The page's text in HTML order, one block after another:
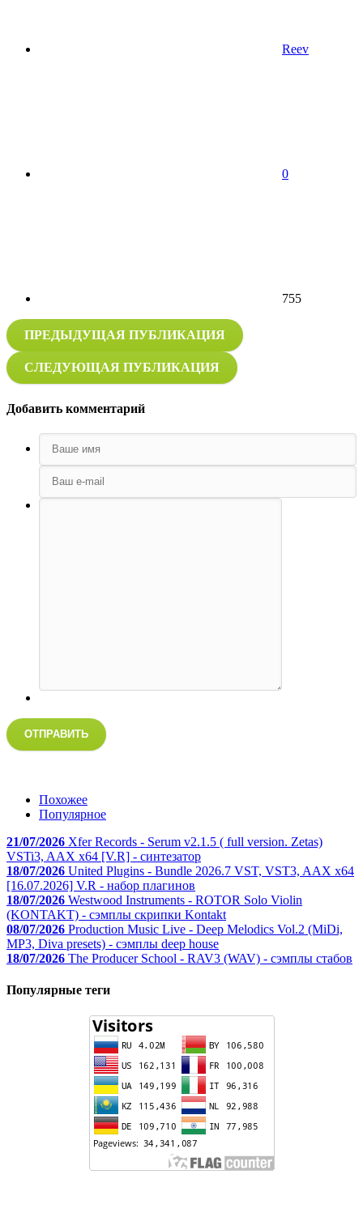
Reev
0
755
ПРЕДЫДУЩАЯ ПУБЛИКАЦИЯ
СЛЕДУЮЩАЯ ПУБЛИКАЦИЯ
Добавить комментарий
ОТПРАВИТЬ
Похожее
Популярное
21/07/2026 Xfer Records - Serum v2.1.5 ( full version. Zetas)
VSTi3, AAX x64 [V.R] - синтезатор
18/07/2026 United Plugins - Bundle 2026.7 VST, VST3, AAX x64
[16.07.2026] V.R - набор плагинов
18/07/2026 Westwood Instruments - ROTOR Solo Violin
(KONTAKT) - сэмплы скрипки Kontakt
08/07/2026 Production Music Live - Deep Melodics Vol.2 (MiDi,
MP3, Diva presets) - сэмплы deep house
18/07/2026 The Producer School - RAV3 (WAV) - сэмплы стабов
Популярные теги